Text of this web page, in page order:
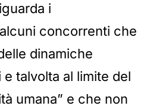
i
concorrenti che
dinamiche
talvolta al limite del
umana” e che non